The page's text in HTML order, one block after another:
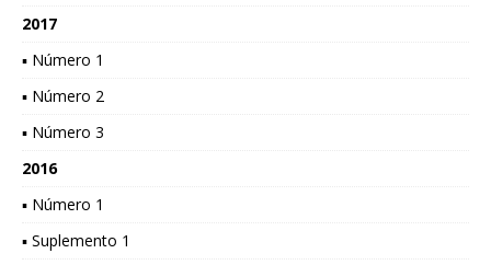
2017
▪ Número 1
▪ Número 2
▪ Número 3
2016
▪ Número 1
▪ Suplemento 1